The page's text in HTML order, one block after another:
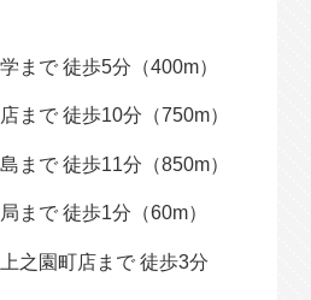
まで 徒歩5分（400m）
まで 徒歩10分（750m）
まで 徒歩11分（850m）
まで 徒歩1分（60m）
之園町店まで 徒歩3分